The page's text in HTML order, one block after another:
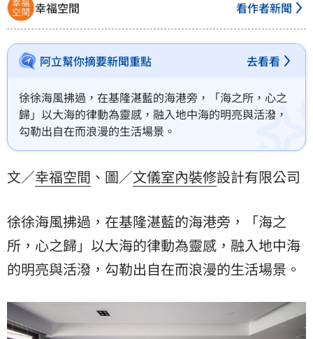
幸福空間 看作者新聞
阿立幫你摘要新聞重點 去看看
徐徐海風拂過，在基隆湛藍的海港旁，「海之所，心之
歸」以大海的律動為靈感，融入地中海的明亮與活潑，
勾勒出自在而浪漫的生活場景。
文／幸福空間 、圖／文儀室內裝修設計有限公司
徐徐海風拂過，在基隆湛藍的海港旁，「海之
所，心之歸」以大海的律動為靈感，融入地中海
的明亮與活潑，勾勒出自在而浪漫的生活場景。